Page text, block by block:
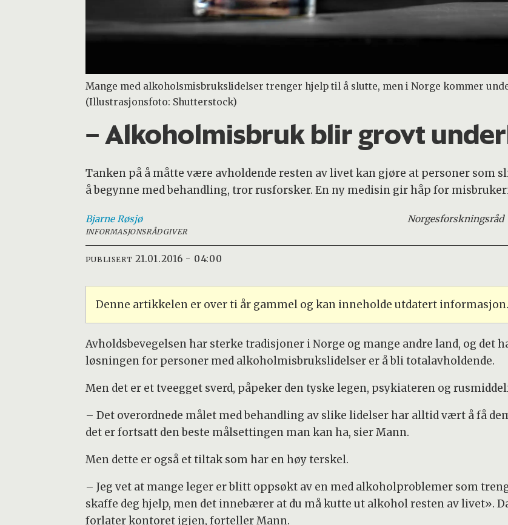
Mange med alkoholsmisbrukslidelser trenger hjelp til å slutte, men i Norge kommer
(Illustrasjonsfoto: Shutterstock)
– Alkoholmisbruk blir grovt
Tanken på å måtte være avholdende resten av livet kan gjøre at personer som
å begynne med behandling, tror rusforsker. En ny medisin gir håp for
Bjarne Røsjø
INFORMASJONSRÅDGIVER
Norgesforskningsråd
PUBLISERT 21.01.2016 - 04:00
Denne artikkelen er over ti år gammel og kan inneholde utdatert informasjon.
Avholdsbevegelsen har sterke tradisjoner i Norge og mange andre land, og det
løsningen for personer med alkoholmisbrukslidelser er å bli totalavholdende.
Men det er et tveegget sverd, påpeker den tyske legen, psykiateren og
– Det overordnede målet med behandling av slike lidelser har alltid vært å få
det er fortsatt den beste målsettingen man kan ha, sier Mann.
Men dette er også et tiltak som har en høy terskel.
– Jeg vet at mange leger er blitt oppsøkt av en med alkoholproblemer som
skaffe deg hjelp, men det innebærer at du må kutte ut alkohol resten av livet».
forlater kontoret igjen, forteller Mann.